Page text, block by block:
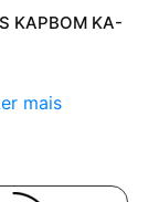
KAPBOM KA-
mais